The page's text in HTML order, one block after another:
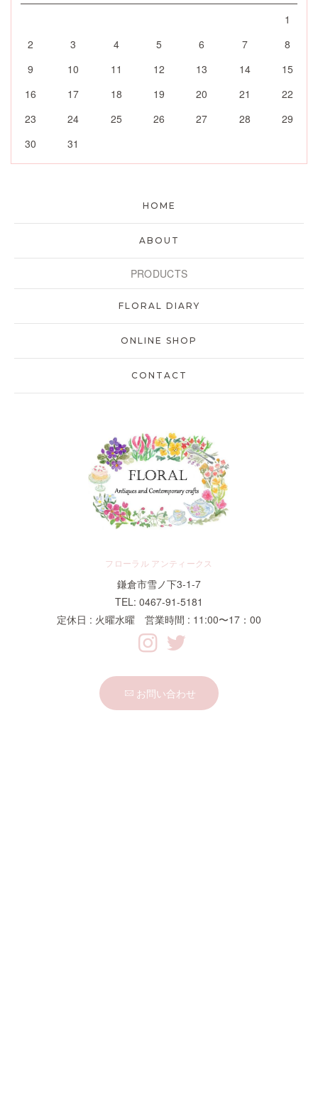
1
2
3 4 5 6 7
8
9
10 11 12 13 14
15
16
17 18 19 20 21
22
23
24 25 26 27 28
29
30
31
HOME
ABOUT
PRODUCTS
FLORAL DIARY
ONLINE SHOP
CONTACT
フローラル アンティークス
鎌倉市雪ノ下3-1-7
TEL: 0467-91-5181
定休日 : 火曜水曜 営業時間 : 11:00〜17：00
お問い合わせ